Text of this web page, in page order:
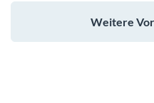
Weitere